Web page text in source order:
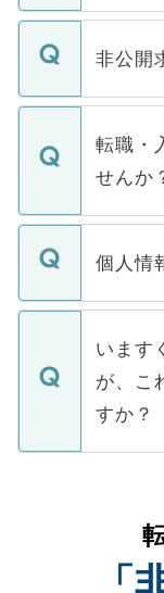
ご登録い
登録内
ます。通
いただ
非公開
マイナビ
うち約3
けない
下記の
ません。
■応募殺
関を公に
に、医
みを人
ています。
転職・
せんか
転職・入
ん。ま
定を承諾
の辞退
個人情
個人情報
で、ご
などで
ご本人
支援を
ているす
は、個
管理基
る、プ
います
が、こ
すか？
かがい
経験を
させて
「